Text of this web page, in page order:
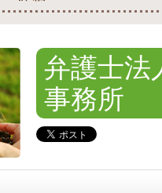
弁護士法
事務所